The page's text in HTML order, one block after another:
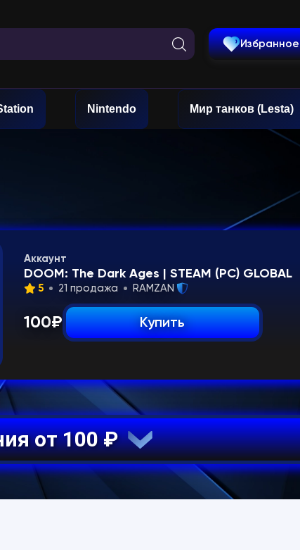
Избранное
Nintendo Мир танков (Lesta)
Аккаунт
DOOM: The Dark Ages | STEAM (PC) GLOBAL
5 21 продажа RAMZAN
100₽ Купить
Все предложения от 100 ₽